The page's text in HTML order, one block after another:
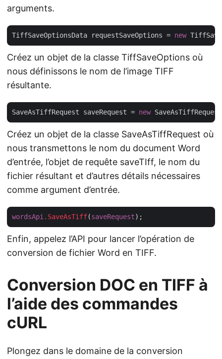
arguments.
TiffSaveOptionsData requestSaveOptions = new
Créez un objet de la classe TiffSaveOptions où
nous définissons le nom de l’image TIFF
résultante.
SaveAsTiffRequest saveRequest = new
Créez un objet de la classe SaveAsTiffRequest où
nous transmettons le nom du document Word
d’entrée, l’objet de requête saveTIff, le nom du
fichier résultant et d’autres détails nécessaires
comme argument d’entrée.
wordsApi .SaveAsTiff(saveRequest
Enfin, appelez l’API pour lancer l’opération de
conversion de fichier Word en TIFF.
Conversion DOC en TIFF à
l’aide des commandes
cURL
Plongez dans le domaine de la conversion